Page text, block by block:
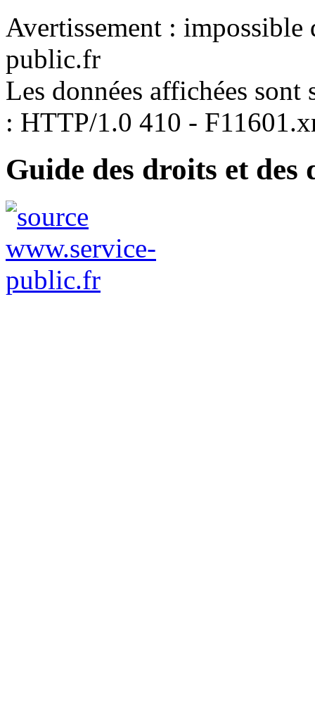
Avertissement : impossible
public.fr
Les données affichées sont
: HTTP/1.0 410 -
Guide des droits et